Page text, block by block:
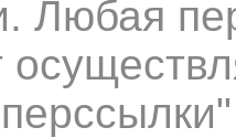
Любая